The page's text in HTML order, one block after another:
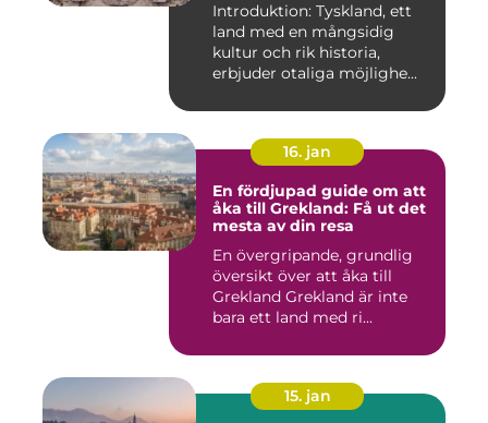
Introduktion: Tyskland, ett
land med en mångsidig
kultur och rik historia,
erbjuder otaliga möjlighe...
16. jan
En fördjupad guide om att
åka till Grekland: Få ut det
mesta av din resa
En övergripande, grundlig
översikt över att åka till
Grekland Grekland är inte
bara ett land med ri...
15. jan